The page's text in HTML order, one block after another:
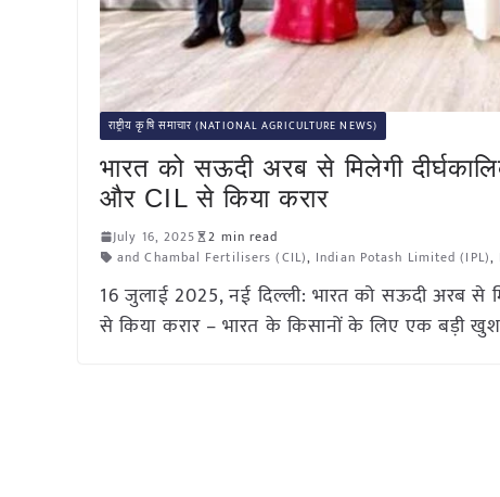
राष्ट्रीय कृषि समाचार (NATIONAL AGRICULTURE NEWS)
भारत को सऊदी अरब से मिलेगी
और CIL से किया करार
July 16, 2025
2 min read
and Chambal Fertilisers (CIL), Indian Potash Limited (IPL),
16 जुलाई 2025, नई दिल्ली: भारत को सऊदी अरब से
से किया करार – भारत के किसानों के लिए एक बड़ी